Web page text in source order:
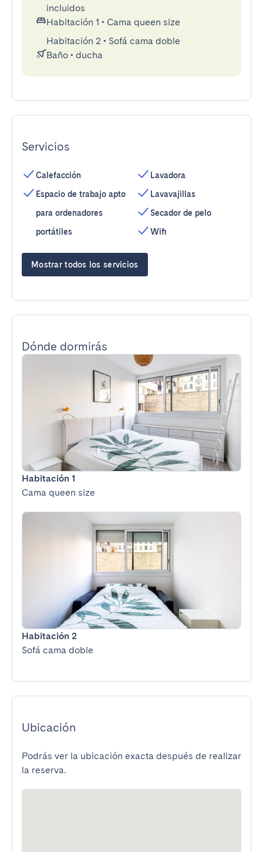
incluidos
Habitación 1 • Cama queen size
Habitación 2 • Sofá cama doble
Baño • ducha
Servicios
Calefacción
Espacio de trabajo apto
para ordenadores
portátiles
Lavadora
Lavavajillas
Secador de pelo
Wifi
Mostrar todos los servicios
Dónde dormirás
Habitación 1
Cama queen size
Habitación 2
Sofá cama doble
Ubicación
Podrás ver la ubicación exacta después de realizar
la reserva.